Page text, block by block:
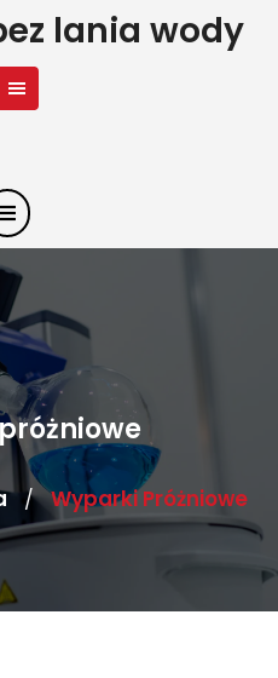
lania wody
/ Wyparki Próżniowe